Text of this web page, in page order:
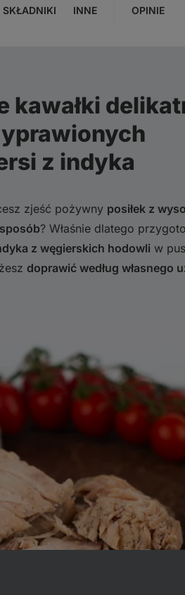
SKŁADNIKI INNE OPINIE
kawałki
z indyka
zjeść pożywny posiłek z
? Właśnie dlatego
z węgierskich hodowli w
doprawić według własnego